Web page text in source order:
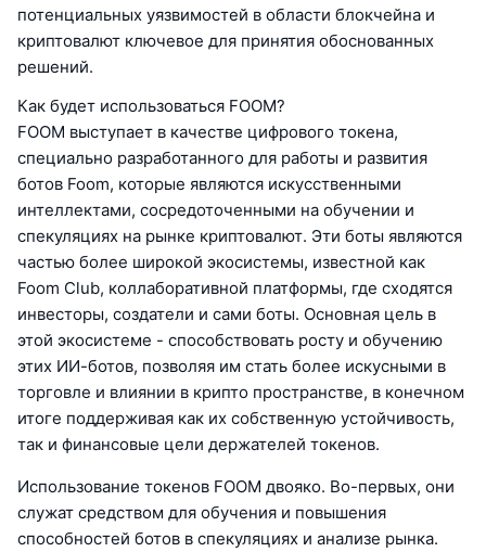
потенциальных уязвимостей в области блокчейна и
криптовалют ключевое для принятия обоснованных
решений.
Как будет использоваться FOOM?
FOOM выступает в качестве цифрового токена,
специально разработанного для работы и развития
ботов Foom, которые являются искусственными
интеллектами, сосредоточенными на обучении и
спекуляциях на рынке криптовалют. Эти боты являются
частью более широкой экосистемы, известной как
Foom Club, коллаборативной платформы, где сходятся
инвесторы, создатели и сами боты. Основная цель в
этой экосистеме - способствовать росту и обучению
этих ИИ-ботов, позволяя им стать более искусными в
торговле и влиянии в крипто пространстве, в конечном
итоге поддерживая как их собственную устойчивость,
так и финансовые цели держателей токенов.
Использование токенов FOOM двояко. Во-первых, они
служат средством для обучения и повышения
способностей ботов в спекуляциях и анализе рынка.